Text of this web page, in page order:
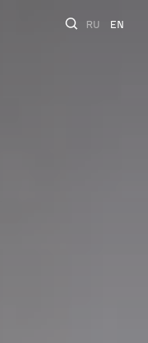
RU EN